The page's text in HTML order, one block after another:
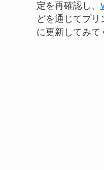
定を再確認し、
どを通じてプ
に更新してみて